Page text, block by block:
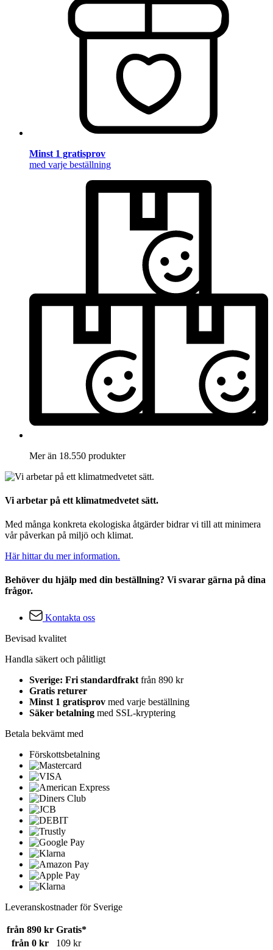
Minst 1 gratisprov
med varje beställning
Mer än 18.550 produkter
Vi arbetar på ett klimatmedvetet sätt.
Med många konkreta ekologiska åtgärder bidrar vi till att minimera
vår påverkan på miljö och klimat.
Här hittar du mer information.
Behöver du hjälp med din beställning? Vi svarar gärna på dina
frågor.
Kontakta oss
Bevisad kvalitet
Handla säkert och pålitligt
Sverige: Fri standardfrakt från 890 kr
Gratis returer
Minst 1 gratisprov med varje beställning
Säker betalning med SSL-kryptering
Betala bekvämt med
Förskottsbetalning
Leveranskostnader för Sverige
från 890 kr Gratis*
från 0 kr
109 kr